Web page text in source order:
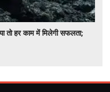
तो हर काम में मिलेगी सफलता;